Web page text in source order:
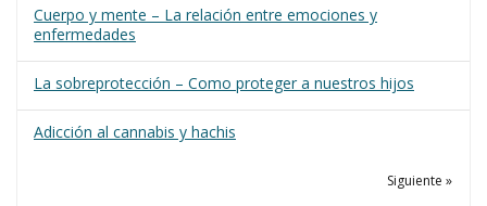
Cuerpo y mente – La relación entre emociones y
enfermedades
La sobreprotección – Como proteger a nuestros hijos
Adicción al cannabis y hachis
Siguiente »